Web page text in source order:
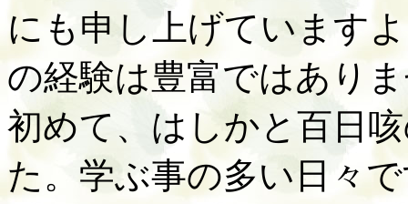
にも申し上げています
の経験は豊富ではあり
初めて、はしかと百日
た。学ぶ事の多い日々